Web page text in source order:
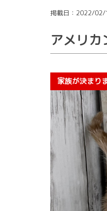
掲載日：2022/02/
アメリカ